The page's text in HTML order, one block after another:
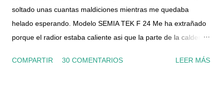
soltado unas cuantas maldiciones mientras me quedaba
helado esperando. Modelo SEMIA TEK F 24 Me ha extrañado
porque el radior estaba caliente asi que la parte de la caldera
luz era correcto. Le he dado al botón de rearme, la he
COMPARTIR 30 COMENTARIOS LEER MÁS